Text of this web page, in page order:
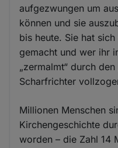
aufgezwungen um
können und sie
bis heute. Sie hat
gemacht und wer ihr
„zermalmt“ durch
Scharfrichter
Millionen Menschen
Kirchengeschichte
worden – die Zahl 14